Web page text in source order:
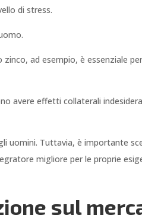
di stress.
ad esempio, è essenziale
avere effetti collaterali
uomini. Tuttavia, è importante
migliore per le proprie
sul